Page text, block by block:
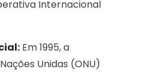
Internacional
Em 1995, a
Unidas (ONU)